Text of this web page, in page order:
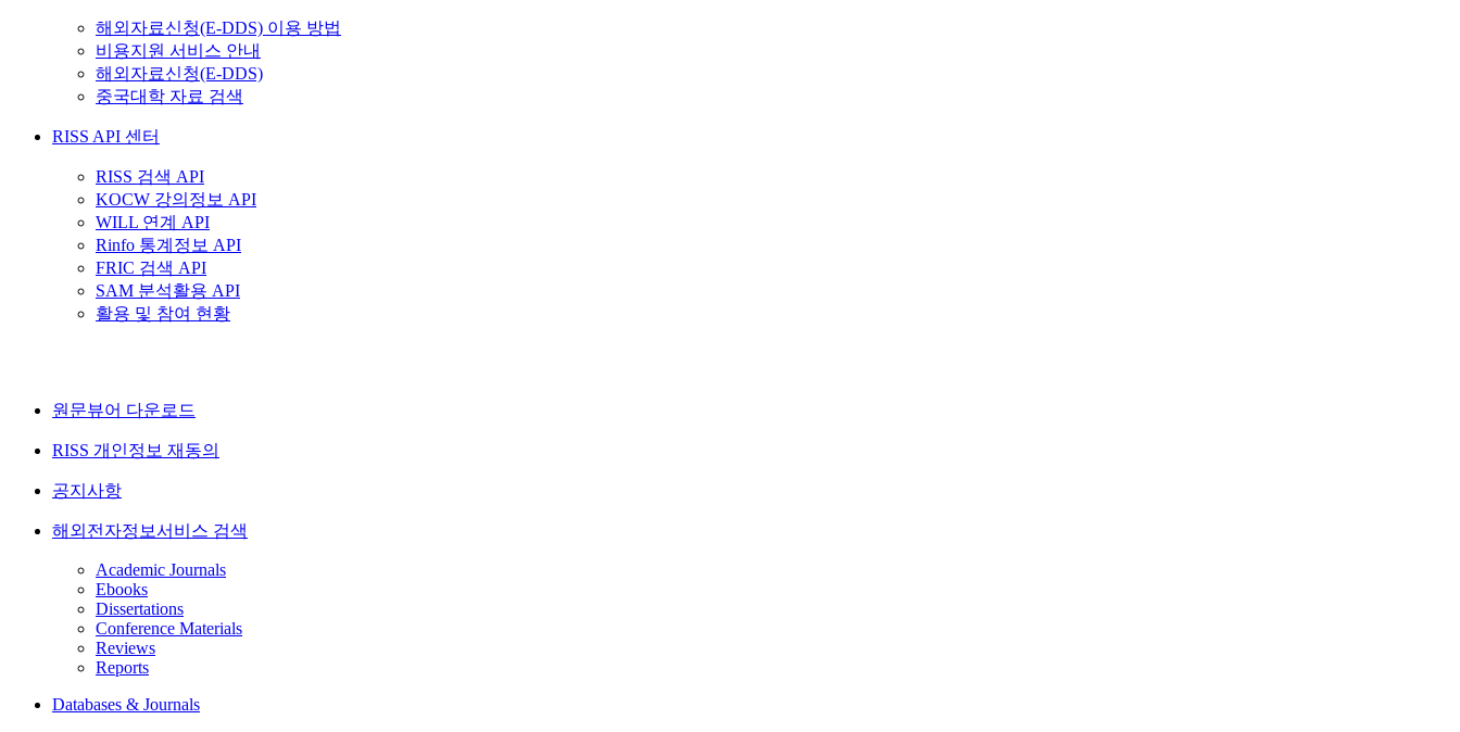
해외자료신청(E-DDS) 이용 방법
비용지원 서비스 안내
해외자료신청(E-DDS)
중국대학 자료 검색
RISS API 센터
RISS 검색 API
KOCW 강의정보 API
WILL 연계 API
Rinfo 통계정보 API
FRIC 검색 API
SAM 분석활용 API
활용 및 참여 현황
원문뷰어 다운로드
RISS 개인정보 재동의
공지사항
해외전자정보서비스 검색
Academic Journals
Ebooks
Dissertations
Conference Materials
Reviews
Reports
Databases & Journals